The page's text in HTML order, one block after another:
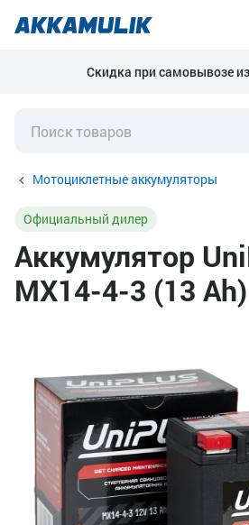
Скидка при самовывозе
Мотоциклетные аккумуляторы
Официальный дилер
Аккумулятор
MX14-4-3 (13